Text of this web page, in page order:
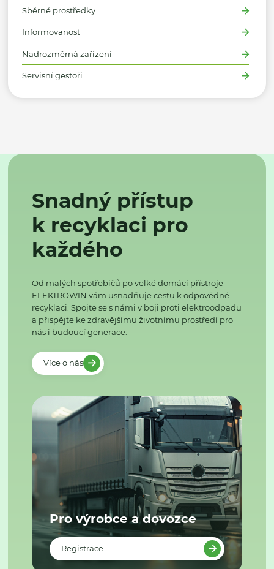
Sběrné prostředky
Informovanost
Nadrozměrná zařízení
Servisní gestoři
Snadný přístup
k recyklaci pro
každého
Od malých spotřebičů po velké domácí přístroje –
ELEKTROWIN vám usnadňuje cestu k odpovědné
recyklaci. Spojte se s námi v boji proti elektroodpadu
a přispějte ke zdravějšímu životnímu prostředí pro
nás i budoucí generace.
Více o nás
Pro výrobce a dovozce
Registrace